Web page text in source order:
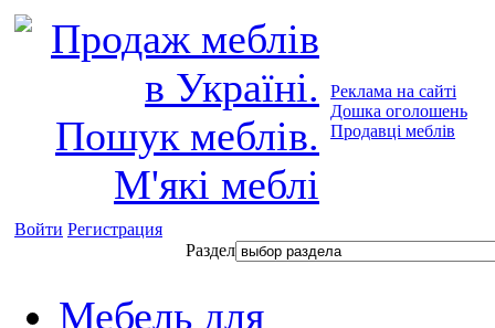
Реклама на сайті
Дошка оголошень
Продавці меблів
Войти Регистрация
Раздел
Мебель для